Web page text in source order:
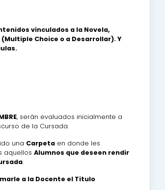
vinculados a la Novela,
Choice o a Desarrollar). Y
, serán evaluados inicialmente a
de la Cursada.
una Carpeta en donde les
aquellos Alumnos que deseen rendir
.
a la Docente el Titulo